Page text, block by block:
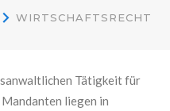
WIRTSCHAFTSRECHT
Tätigkeit für
liegen in